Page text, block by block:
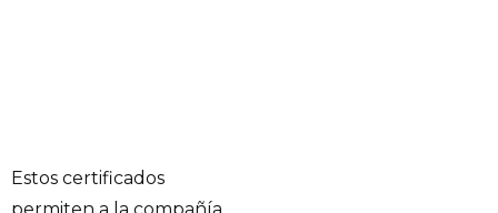
Estos certificados
permiten a la compañía